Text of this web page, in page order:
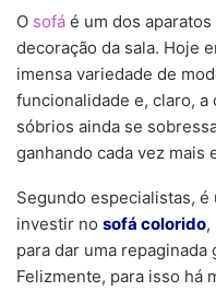
O sofá é um dos
decoração da sala. Hoje
imensa variedade de
funcionalidade e, claro, a
sóbrios ainda se
ganhando cada vez mais
Segundo especialistas,
investir no sofá colorido,
para dar uma repaginada
Felizmente, para isso há